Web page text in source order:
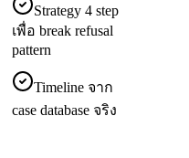
Strategy 4 step
เพื่อ break refusal
pattern
Timeline จาก
case database จริง